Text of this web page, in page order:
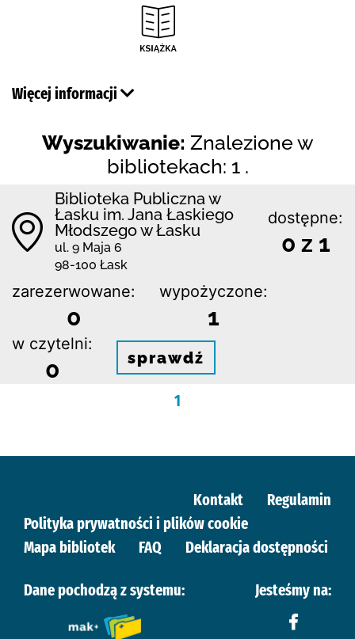
Więcej informacji
Wyszukiwanie: Znalezione w
bibliotekach: 1 .
Biblioteka Publiczna w
Łasku im. Jana Łaskiego
Młodszego w Łasku
ul. 9 Maja 6
98-100 Łask
dostępne:
0 z 1
zarezerwowane:
0
wypożyczone:
1
w czytelni:
0 sprawdź
1
Kontakt
Regulamin
Polityka prywatności i plików cookie
Mapa bibliotek
FAQ Deklaracja dostępności
Dane pochodzą z systemu: Jesteśmy na: